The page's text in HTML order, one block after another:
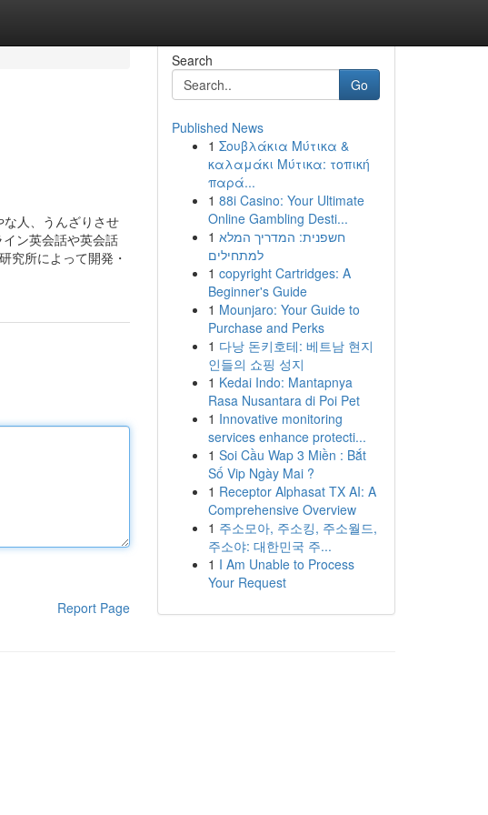
人、うんざりさせ
ン英会話や英会話
究所によって開発・
Report Page
Search
Go
Published News
1 Σουβλάκια Μύτικα &
καλαμάκι Μύτικα: τοπική
παρά...
1 88i Casino: Your Ultimate
Online Gambling Desti...
1 חשפנית: המדריך המלא
למתחילים
1 copyright Cartridges: A
Beginner's Guide
1 Mounjaro: Your Guide to
Purchase and Perks
1 다낭 돈키호테: 베트남 현지
인들의 쇼핑 성지
1 Kedai Indo: Mantapnya
Rasa Nusantara di Poi Pet
1 Innovative monitoring
services enhance protecti...
1 Soi Cầu Wap 3 Miền : Bắt
Số Vip Ngày Mai ?
1 Receptor Alphasat TX AI: A
Comprehensive Overview
1 주소모아, 주소킹, 주소월드,
주소야: 대한민국 주...
1 I Am Unable to Process
Your Request